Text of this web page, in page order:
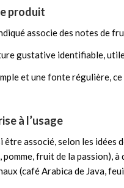
produit
associe des notes de
gustative identifiable,
et une fonte régulière,
à l’usage
associé, selon les idées
fruit de la passion),
(café Arabica de Java,